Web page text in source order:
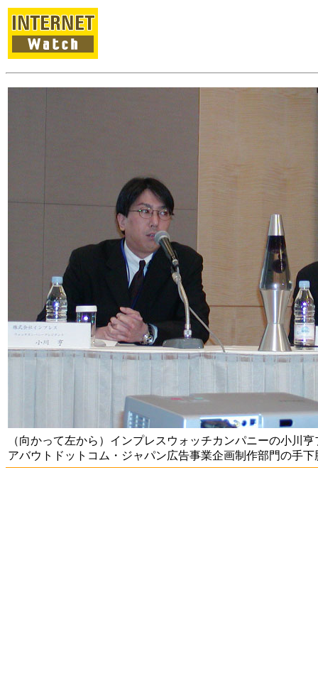
（向かって左から）インプレスウォッチカンパニーの小川
アバウトドットコム・ジャパン広告事業企画制作部門の手